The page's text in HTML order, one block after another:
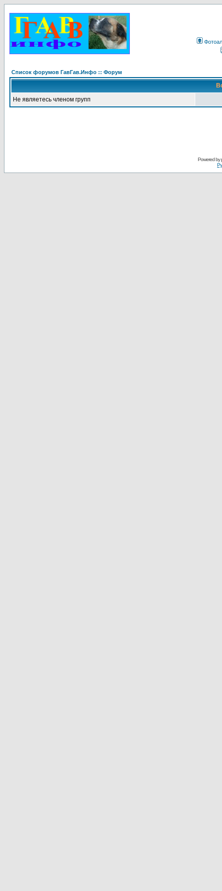
Список форумов ГавГав.Инфо :: Форум
Не являетесь членом групп
Powered by